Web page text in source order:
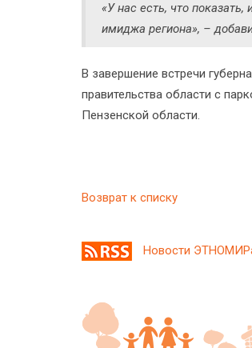
«У нас есть, что
имиджа региона», –
В завершение встречи
правительства области с
Пензенской области.
Возврат к списку
Новости